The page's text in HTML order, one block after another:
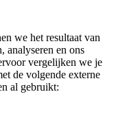
we het resultaat van
analyseren en ons
vergelijken we je
de volgende externe
al gebruikt: